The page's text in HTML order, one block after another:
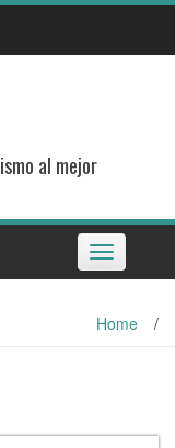
al mejor
Toggle
navigation
Home /